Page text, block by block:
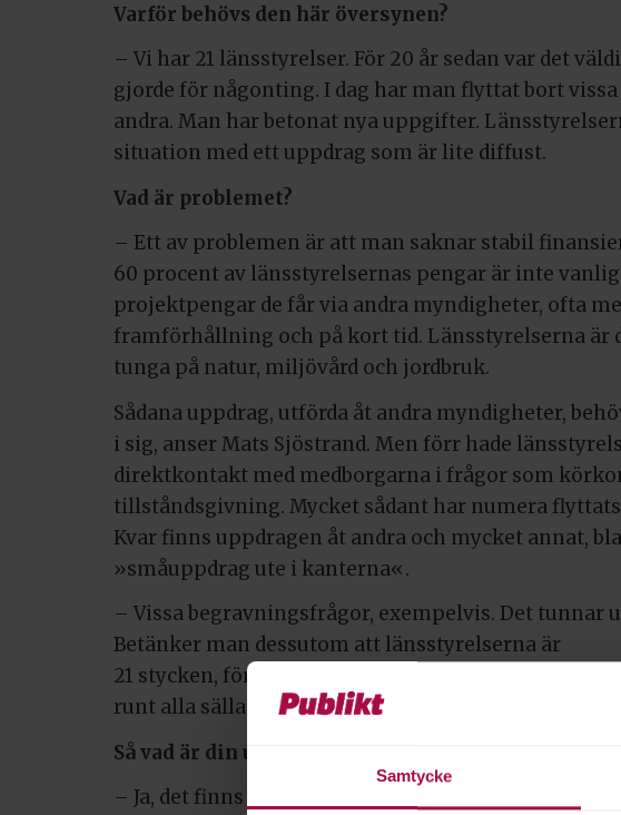
Samtycke
Varför behövs den här översynen?
– Vi har 21 länsstyrelser. För 20 år sedan var det
gjorde för någonting. I dag har man flyttat bort
andra. Man har betonat nya uppgifter.
situation med ett uppdrag som är lite diffust.
Vad är problemet?
– Ett av problemen är att man saknar stabil
60 procent av länsstyrelsernas pengar är inte
projektpengar de får via andra myndigheter, ofta
framförhållning och på kort tid. Länsstyrelserna är
tunga på natur, miljövård och jordbruk.
Sådana uppdrag, utförda åt andra myndigheter,
i sig, anser Mats Sjöstrand. Men förr hade
direktkontakt med medborgarna i frågor som
tillståndsgivning. Mycket sådant har numera
Kvar finns uppdragen åt andra och mycket annat,
»småuppdrag ute i kanterna«.
– Vissa begravningsfrågor, exempelvis. Det tunnar
Betänker man dessutom att länsstyrelserna är
21 stycken, förstår man att det kan vara svårt att
runt alla sällanärenden.
Så vad är din uppgift?
– Ja, det finns alltså ett väldigt behov av att man går